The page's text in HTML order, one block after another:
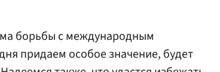
борьбы с международным
придаем особое значение, будет